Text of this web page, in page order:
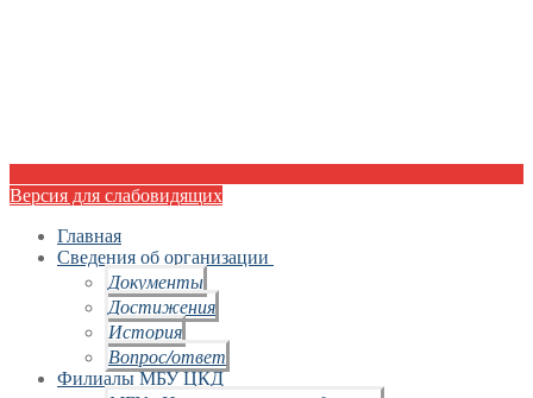
Версия для слабовидящих
Главная
Сведения об организации
Документы
Достижения
История
Вопрос/ответ
Филиалы МБУ ЦКД